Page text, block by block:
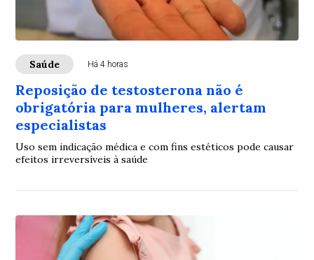
Saúde Há 4 horas
Reposição de testosterona não é
obrigatória para mulheres, alertam
especialistas
Uso sem indicação médica e com fins estéticos pode causar
efeitos irreversíveis à saúde